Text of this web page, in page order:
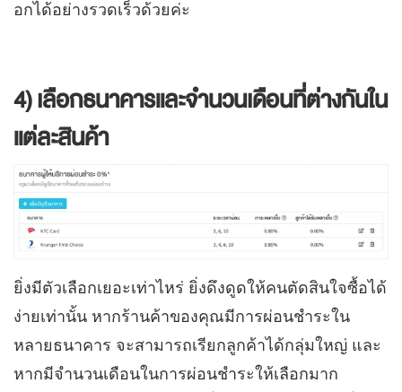
อกได้อย่างรวดเร็วด้วยค่ะ
4) เลือกธนาคารและจำนวนเดือนที่ต่างกันใน
แต่ละสินค้า
ยิ่งมีตัวเลือกเยอะเท่าไหร่ ยิ่งดึงดูดให้คนตัดสินใจซื้อได้
ง่ายเท่านั้น หากร้านค้าของคุณมีการผ่อนชำระใน
หลายธนาคาร จะสามารถเรียกลูกค้าได้กลุ่มใหญ่ และ
หากมีจำนวนเดือนในการผ่อนชำระให้เลือกมาก